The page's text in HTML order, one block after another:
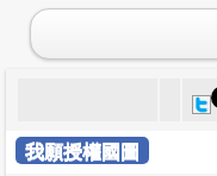
我願授權國圖